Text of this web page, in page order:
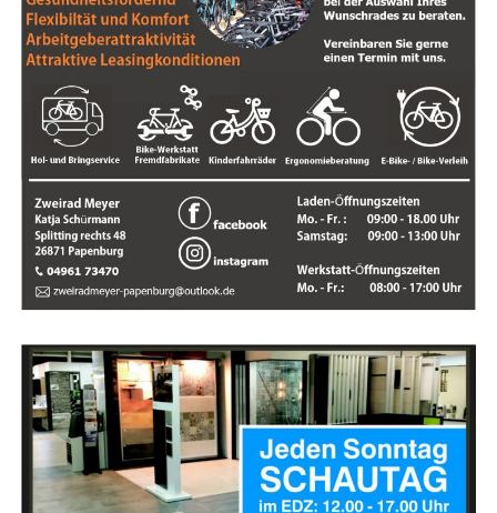
Ab Mon­tag, den 15. Febru­ar, sind die Mit­ar­bei­te­rin­nen
und Mit­ar­bei­ter unter den Tele­fon­num­mern
04954/801‑2721, 04954/801‑2722 oder
04954/801‑2723mon­tags bis don­ners­tags in der Zeit
von 9:00 Uhr bis 12:30 Uhr und 13:30 Uhr bis 16:30
Uhr sowie frei­tags in der Zeit von 9:00 bis 13:00
Uhrzu erreichen.
Anzei­ge: